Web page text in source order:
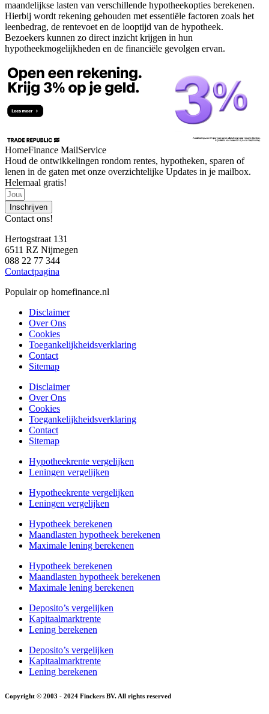
maandelijkse lasten van verschillende hypotheekopties berekenen.
Hierbij wordt rekening gehouden met essentiële factoren zoals het
leenbedrag, de rentevoet en de looptijd van de hypotheek.
Bezoekers kunnen zo direct inzicht krijgen in hun
hypotheekmogelijkheden en de financiële gevolgen ervan.
HomeFinance MailService
Houd de ontwikkelingen rondom rentes, hypotheken, sparen of
lenen in de gaten met onze overzichtelijke Updates in je mailbox.
Helemaal gratis!
Inschrijven
Contact ons!
Hertogstraat 131
6511 RZ Nijmegen
088 22 77 344
Contactpagina
Populair op homefinance.nl
Disclaimer
Over Ons
Cookies
Toegankelijkheidsverklaring
Contact
Sitemap
Disclaimer
Over Ons
Cookies
Toegankelijkheidsverklaring
Contact
Sitemap
Hypotheekrente vergelijken
Leningen vergelijken
Hypotheekrente vergelijken
Leningen vergelijken
Hypotheek berekenen
Maandlasten hypotheek berekenen
Maximale lening berekenen
Hypotheek berekenen
Maandlasten hypotheek berekenen
Maximale lening berekenen
Deposito’s vergelijken
Kapitaalmarktrente
Lening berekenen
Deposito’s vergelijken
Kapitaalmarktrente
Lening berekenen
Copyright © 2003 - 2024 Finckers BV. All rights reserved